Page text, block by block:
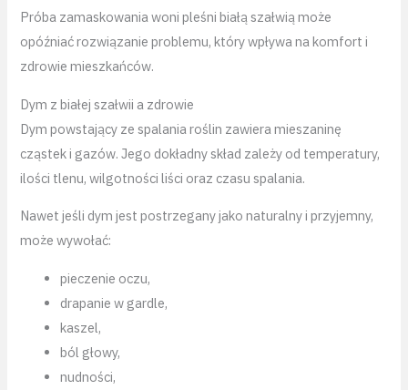
Próba zamaskowania woni pleśni białą szałwią może
opóźniać rozwiązanie problemu, który wpływa na komfort i
zdrowie mieszkańców.
Dym z białej szałwii a zdrowie
Dym powstający ze spalania roślin zawiera mieszaninę
cząstek i gazów. Jego dokładny skład zależy od temperatury,
ilości tlenu, wilgotności liści oraz czasu spalania.
Nawet jeśli dym jest postrzegany jako naturalny i przyjemny,
może wywołać:
pieczenie oczu,
drapanie w gardle,
kaszel,
ból głowy,
nudności,